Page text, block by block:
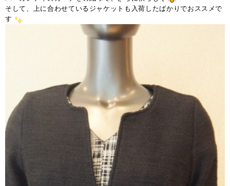
そして、上に合わせているジャケットも入荷したばかりでおススメで
す